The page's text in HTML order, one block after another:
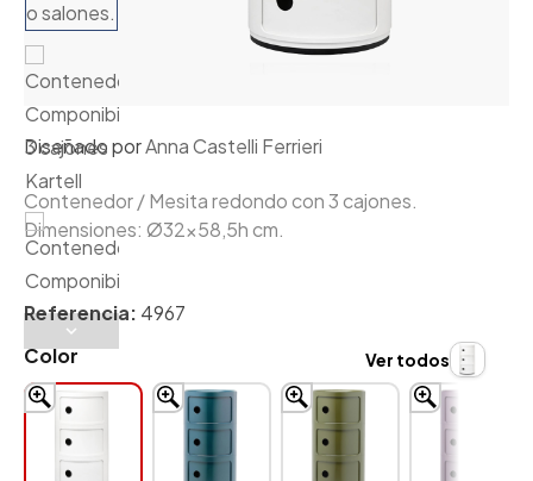
Diseñado porAnna Castelli Ferrieri
Contenedor / Mesita redondo con 3 cajones.
Dimensiones: Ø32x58,5h cm.
Referencia: 4967
Color
Ver todos